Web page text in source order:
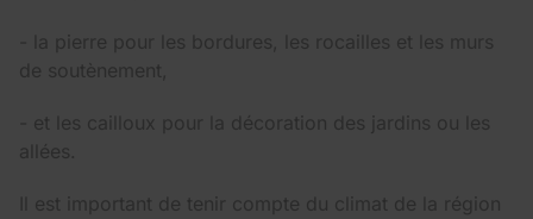
- la pierre pour les bordures, les rocailles et les murs
de soutènement,
- et les cailloux pour la décoration des jardins ou les
allées.
Il est important de tenir compte du climat de la région